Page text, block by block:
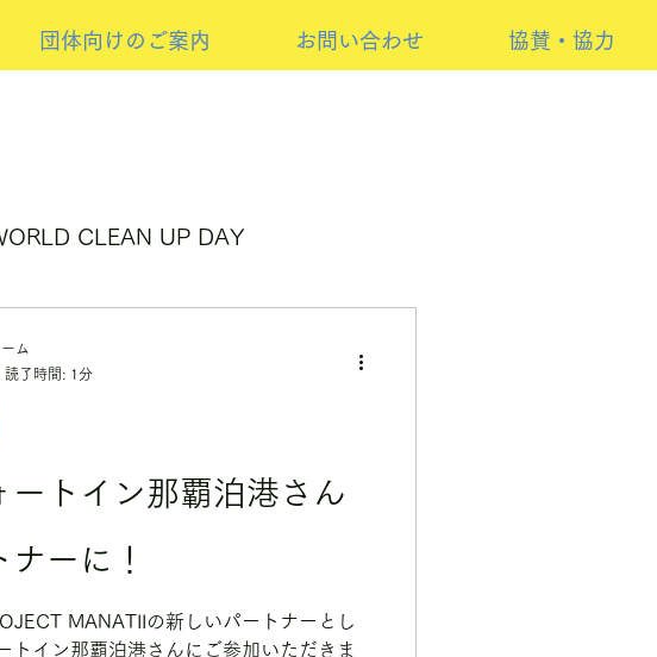
団体向けのご案内 お問い合わせ 協賛・協力
CLEAN UP DAY
ートイン那覇泊港さん
ーに！
MANATIIの新しいパートナーとし
トイン那覇泊港さんにご参加いただきま
ム
読了時間: 1分